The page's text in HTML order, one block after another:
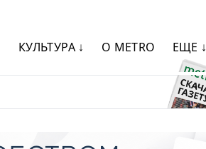
КУЛЬТУРА ↓ О METRO ЕЩЕ ↓